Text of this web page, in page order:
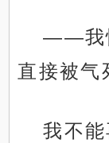
——我
直接被气
我不